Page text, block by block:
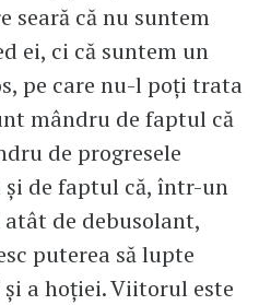
seară că nu suntem
ei, ci că suntem un
pe care nu-l poţi trata
mândru de faptul că
de progresele
şi de faptul că, într-un
de debusolant,
puterea să lupte
a hoţiei. Viitorul este